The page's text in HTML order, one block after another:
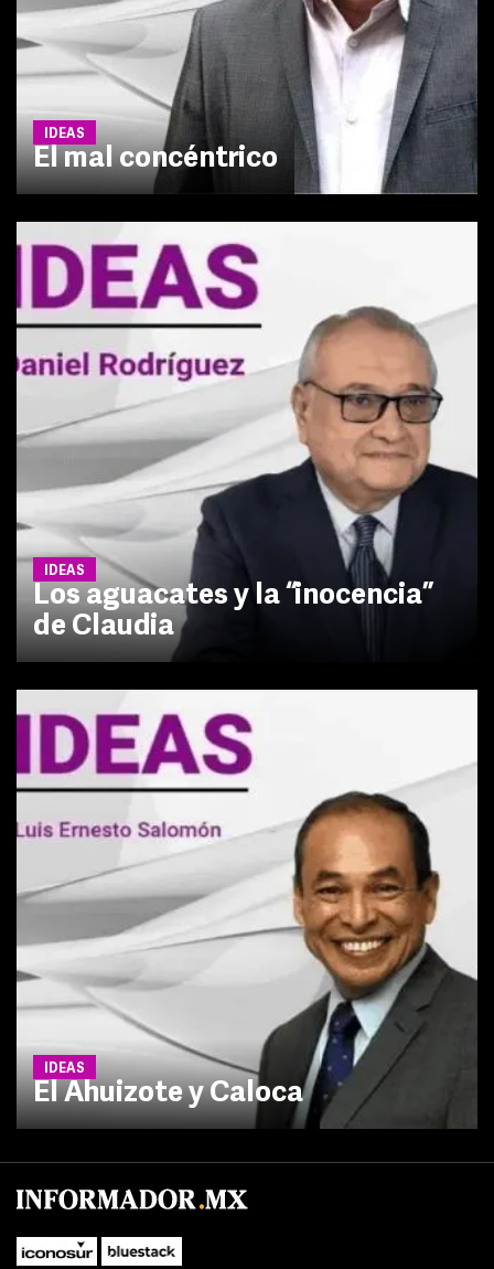
IDEAS
El mal concéntrico
IDEAS
Los aguacates y la “inocencia”
de Claudia
IDEAS
El Ahuizote y Caloca